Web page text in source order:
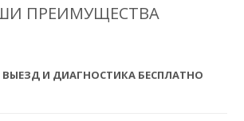
ПРЕИМУЩЕСТВА
ВЫЕЗД И ДИАГНОСТИКА БЕСПЛАТНО